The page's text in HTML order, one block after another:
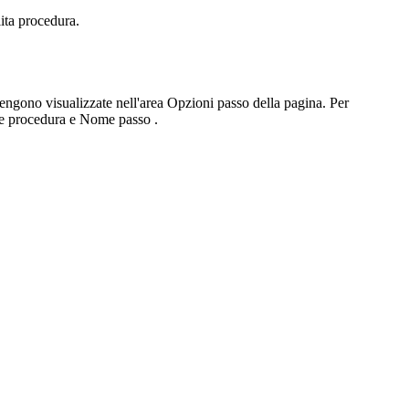
procedura.
visualizzate nell'area Opzioni passo della pagina. Per
procedura e Nome passo .